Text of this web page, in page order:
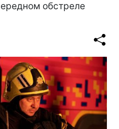
обстреле